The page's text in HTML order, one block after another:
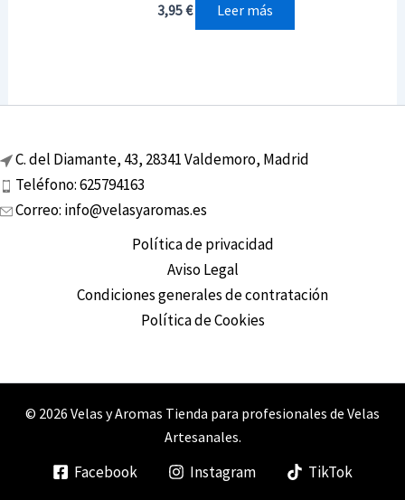
3,95€ Leer más
C. del Diamante, 43, 28341 Valdemoro, Madrid
Teléfono: 625794163
Correo: info@velasyaromas.es
Política de privacidad
Aviso Legal
Condiciones generales de contratación
Política de Cookies
© 2026 Velas y Aromas Tienda para profesionales de Velas
Artesanales.
Facebook Instagram TikTok